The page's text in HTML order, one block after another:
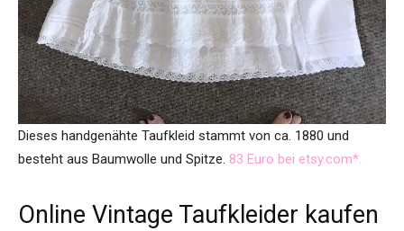
Dieses handgenähte Taufkleid stammt von ca. 1880 und
besteht aus Baumwolle und Spitze. 83 Euro bei etsy.com*.
Online Vintage Taufkleider kaufen